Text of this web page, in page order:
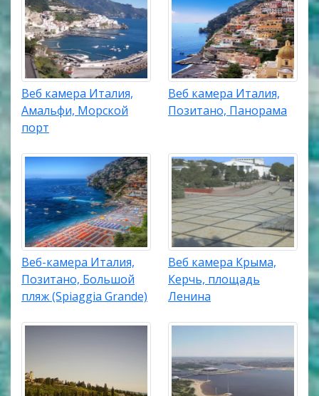
Веб камера Италия,
Амальфи, Морской
порт
Веб камера Италия,
Позитано, Панорама
Веб-камера Италия,
Позитано, Большой
пляж (Spiaggia Grande)
Веб камера Крыма,
Керчь, площадь
Ленина